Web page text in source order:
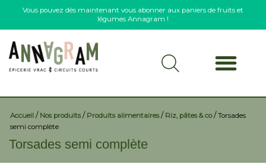
Accueil / Nos produits/ Produits alimentaires/ Riz, pâtes & co/Torsades
semi complète
Torsades semi complète
Vous pouvez dès maintenant vous abonner aux paniers de fruits et
légumes Annagram !